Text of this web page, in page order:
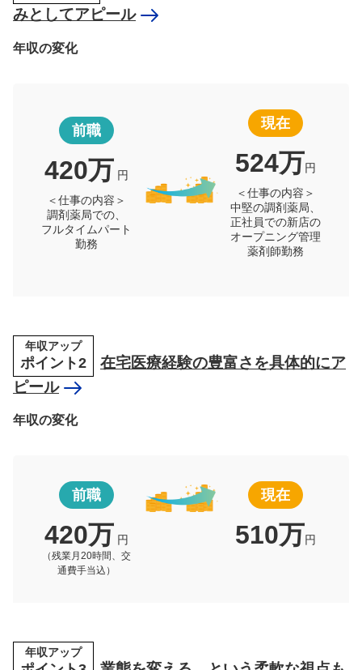
みとしてアピール
年収の変化
前職
420万 円
＜仕事の内容＞
調剤薬局での、
フルタイムパート
勤務
現在
524万円
＜仕事の内容＞
中堅の調剤薬局、
正社員での新店の
オープニング管理
薬剤師勤務
年収アップ
ポイント2
在宅医療経験の豊富さを具体的にア
ピール
年収の変化
前職
420万 円
（残業月20時間、交
通費手当込）
現在
510万円
年収アップ